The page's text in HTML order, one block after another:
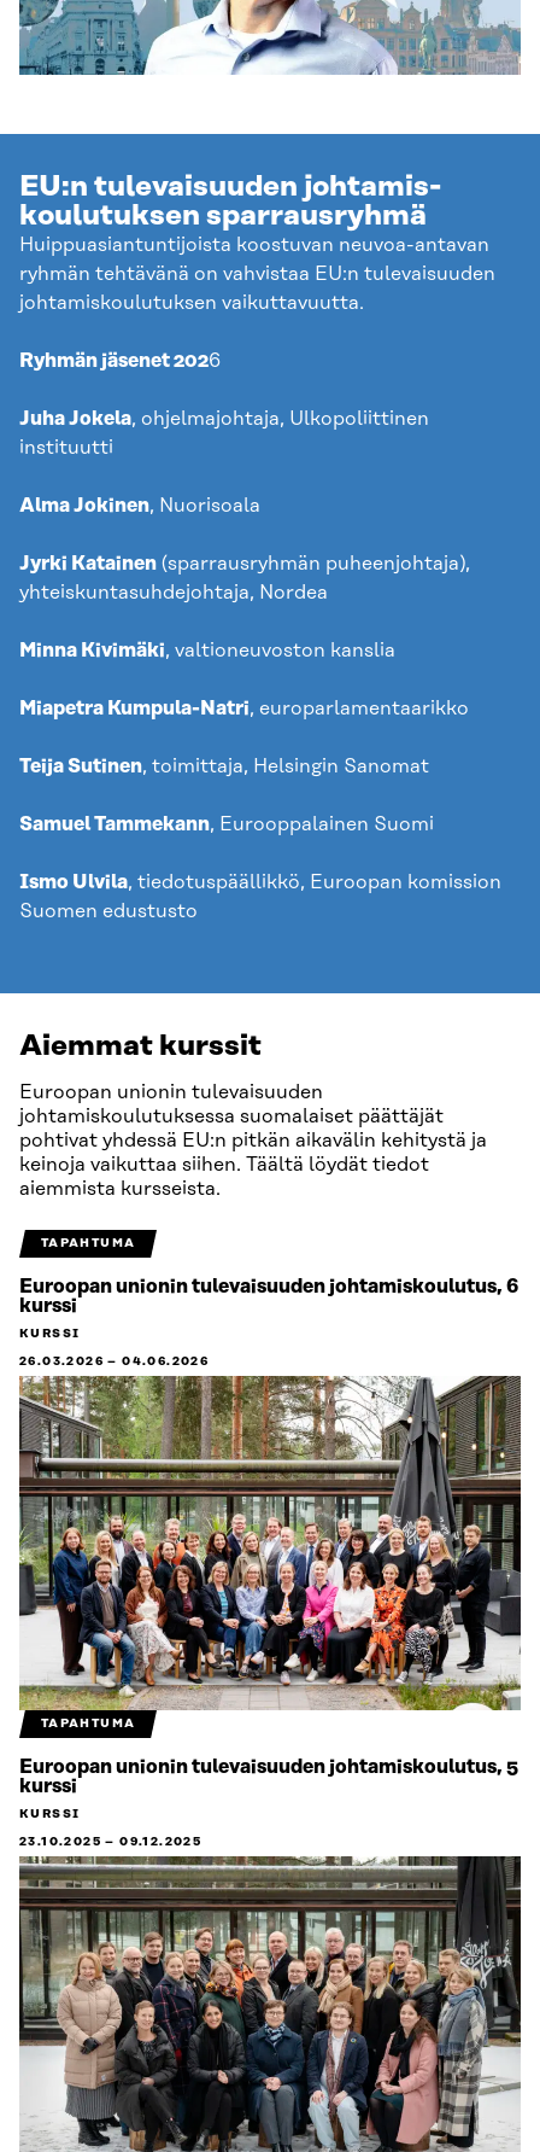
EU:n tulevaisuuden johtamis-
koulutuksen sparrausryhmä
Huippuasiantuntijoista koostuvan neuvoa-antavan
ryhmän tehtävänä on vahvistaa EU:n tulevaisuuden
johtamiskoulutuksen vaikuttavuutta.
Ryhmän jäsenet 2026
Juha Jokela, ohjelmajohtaja, Ulkopoliittinen
instituutti
Alma Jokinen, Nuorisoala
Jyrki Katainen (sparrausryhmän puheenjohtaja),
yhteiskuntasuhdejohtaja, Nordea​
Minna Kivimäki, valtioneuvoston kanslia
Miapetra Kumpula-Natri, europarlamentaarikko​
Teija Sutinen, toimittaja, Helsingin Sanomat​
Samuel Tammekann, Eurooppalainen Suomi
Ismo Ulvila, tiedotuspäällikkö, Euroopan komission
Suomen edustusto
Aiemmat kurssit
Euroopan unionin tulevaisuuden
johtamiskoulutuksessa suomalaiset päättäjät
pohtivat yhdessä EU:n pitkän aikavälin kehitystä ja
keinoja vaikuttaa siihen. Täältä löydät tiedot
aiemmista kursseista.
TAPAHTUMA
Euroopan unionin tulevaisuuden johtamiskoulutus, 6
kurssi
KURSSI
26.03.2026 –04.06.2026
TAPAHTUMA
Euroopan unionin tulevaisuuden johtamiskoulutus, 5
kurssi
KURSSI
23.10.2025 –09.12.2025